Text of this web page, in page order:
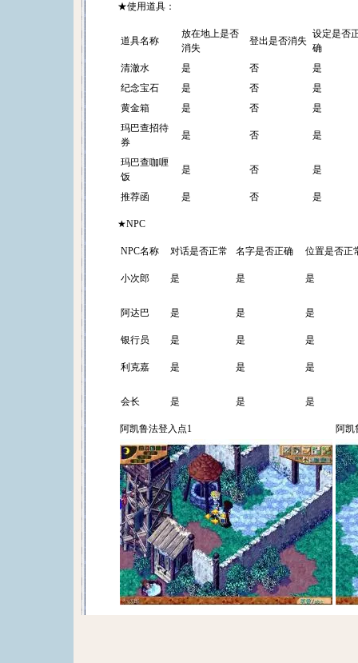
★使用道具：
道具名称
放在地上是否
消失
登出是否消失
设定是否
确
清澈水
是 否
是
纪念宝石
是 否
是
黄金箱
是 否
是
玛巴查招待
券
是 否 是
玛巴查咖喱
饭
是 否 是
推荐函 是 否 是
★NPC
NPC名称 对话是否正常 名字是否正确 位置是否正
小次郎 是 是 是
阿达巴 是 是 是
银行员 是 是 是
利克嘉 是 是 是
会长 是 是 是
阿凯鲁法登入点1 阿凯